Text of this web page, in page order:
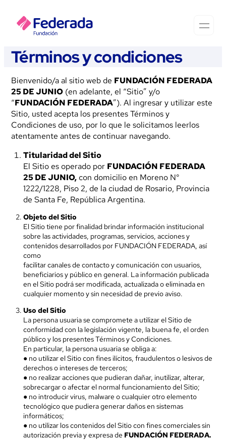
Términos y condiciones
Bienvenido/a al sitio web de FUNDACIÓN FEDERADA
25 DE JUNIO(en adelante, el “Sitio” y/o
“FUNDACIÓN FEDERADA”). Al ingresar y utilizar este
Sitio, usted acepta los presentes Términos y
Condiciones de uso, por lo que le solicitamos leerlos
atentamente antes de continuar navegando.
Titularidad del Sitio
El Sitio es operado por FUNDACIÓN FEDERADA
25 DE JUNIO,con domicilio en Moreno N°
1222/1228, Piso 2, de la ciudad de Rosario, Provincia
de Santa Fe, República Argentina.
Objeto del Sitio
El Sitio tiene por finalidad brindar información institucional
sobre las actividades, programas, servicios, acciones y
contenidos desarrollados por FUNDACIÓN FEDERADA, así
como
facilitar canales de contacto y comunicación con usuarios,
beneficiarios y público en general. La información publicada
en el Sitio podrá ser modificada, actualizada o eliminada en
cualquier momento y sin necesidad de previo aviso.
Uso del Sitio
La persona usuaria se compromete a utilizar el Sitio de
conformidad con la legislación vigente, la buena fe, el orden
público y los presentes Términos y Condiciones.
En particular, la persona usuaria se obliga a:
● no utilizar el Sitio con fines ilícitos, fraudulentos o lesivos de
derechos o intereses de terceros;
● no realizar acciones que pudieran dañar, inutilizar, alterar,
sobrecargar o afectar el normal funcionamiento del Sitio;
● no introducir virus, malware o cualquier otro elemento
tecnológico que pudiera generar daños en sistemas
informáticos;
● no utilizar los contenidos del Sitio con fines comerciales sin
autorización previa y expresa de FUNDACIÓN FEDERADA.